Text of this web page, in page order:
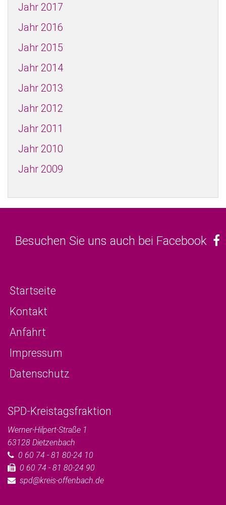
Jahr 2017
Jahr 2016
Jahr 2015
Jahr 2014
Jahr 2013
Jahr 2012
Jahr 2011
Jahr 2010
Jahr 2009
Besuchen Sie uns auch bei Facebook
Startseite
Kontakt
Anfahrt
Impressum
Datenschutz
SPD-Kreistagsfraktion
Werner-Hilpert-Straße 1
63128 Dietzenbach
0 60 74 - 81 80-24 10
0 60 74 - 81 80-24 90
spd@kreis-offenbach.de